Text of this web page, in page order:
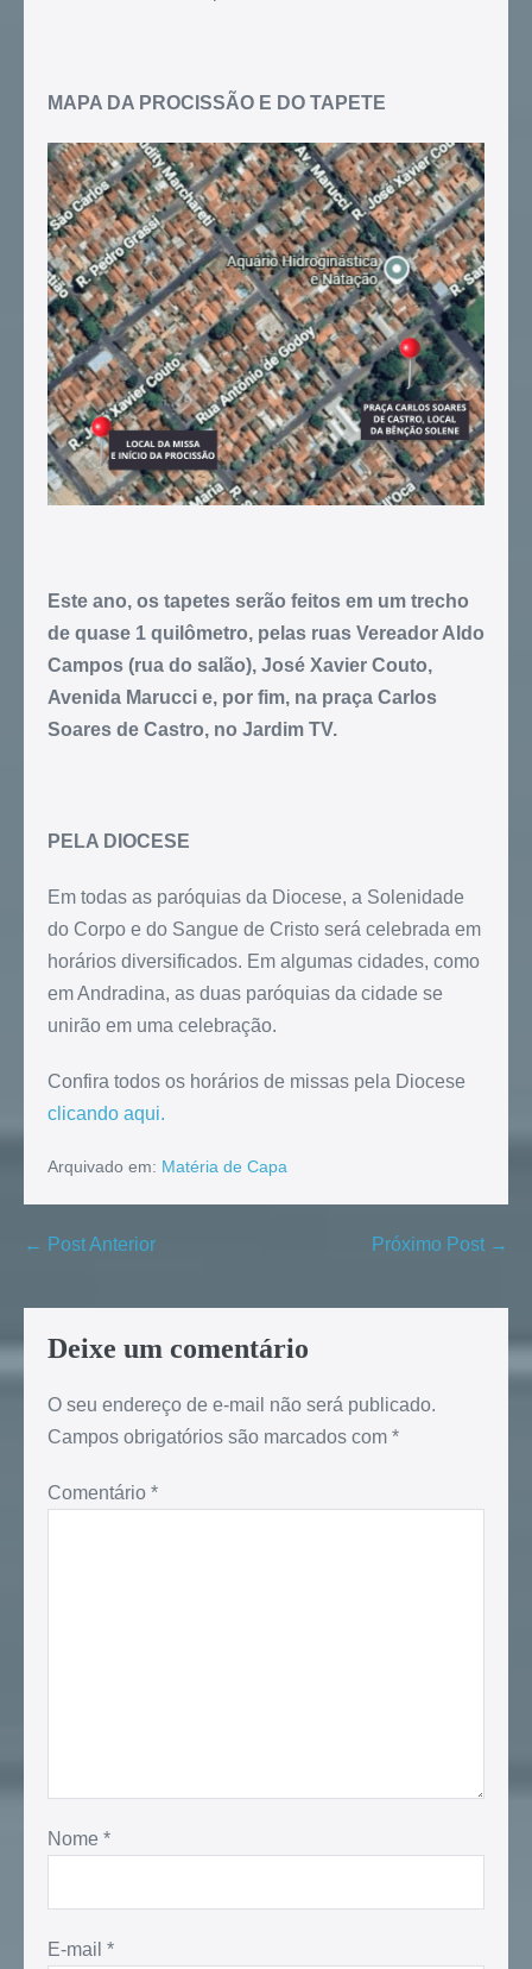
MAPA DA PROCISSÃO E DO TAPETE
Este ano, os tapetes serão feitos em um trecho
de quase 1 quilômetro, pelas ruas Vereador Aldo
Campos (rua do salão), José Xavier Couto,
Avenida Marucci e, por fim, na praça Carlos
Soares de Castro, no Jardim TV.
PELA DIOCESE
Em todas as paróquias da Diocese, a Solenidade
do Corpo e do Sangue de Cristo será celebrada em
horários diversificados. Em algumas cidades, como
em Andradina, as duas paróquias da cidade se
unirão em uma celebração.
Confira todos os horários de missas pela Diocese
clicando aqui.
Arquivado em: Matéria de Capa
← Post Anterior Próximo Post →
Deixe um comentário
O seu endereço de e-mail não será publicado.
Campos obrigatórios são marcados com *
Comentário *
Nome *
E-mail *